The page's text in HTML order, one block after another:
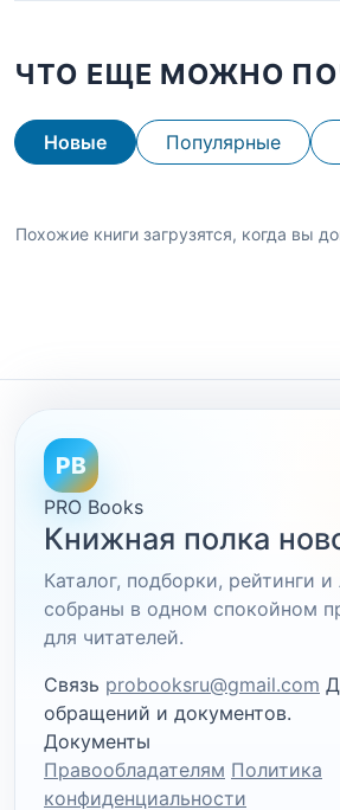
ЧТО ЕЩЕ МОЖНО
Новые Популярные
Похожие книги загрузятся, когда вы
PB
PRO Books
Книжная полка
Каталог, подборки, рейтинги и
собраны в одном спокойном
для читателей.
Связь probooksru@gmail.com
обращений и документов.
Документы
Правообладателям Политика
конфиденциальности